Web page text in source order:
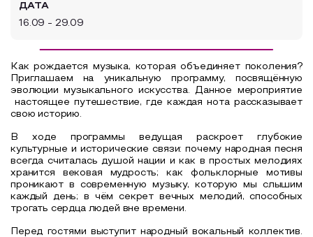
ДАТА
16.09 - 29.09
Как рождается музыка, которая объединяет поколения?
Приглашаем на уникальную программу, посвящённую
эволюции музыкального искусства. Данное мероприятие
настоящее путешествие, где каждая нота рассказывает
свою историю.
В ходе программы ведущая раскроет глубокие
культурные и исторические связи: почему народная песня
всегда считалась душой нации и как в простых мелодиях
хранится вековая мудрость; как фольклорные мотивы
проникают в современную музыку, которую мы слышим
каждый день; в чём секрет вечных мелодий, способных
трогать сердца людей вне времени.
Перед гостями выступит народный вокальный коллектив.